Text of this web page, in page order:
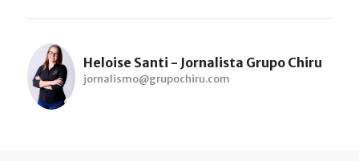
Heloise Santi - Jornalista Grupo Chiru
jornalismo@grupochiru.com